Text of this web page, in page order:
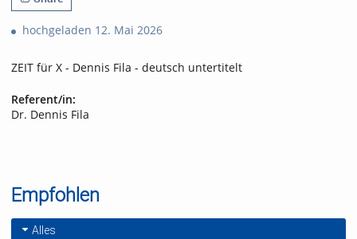
hochgeladen 12. Mai 2026
ZEIT für X - Dennis Fila - deutsch untertitelt
Referent/in:
Dr. Dennis Fila
Empfohlen
Alles